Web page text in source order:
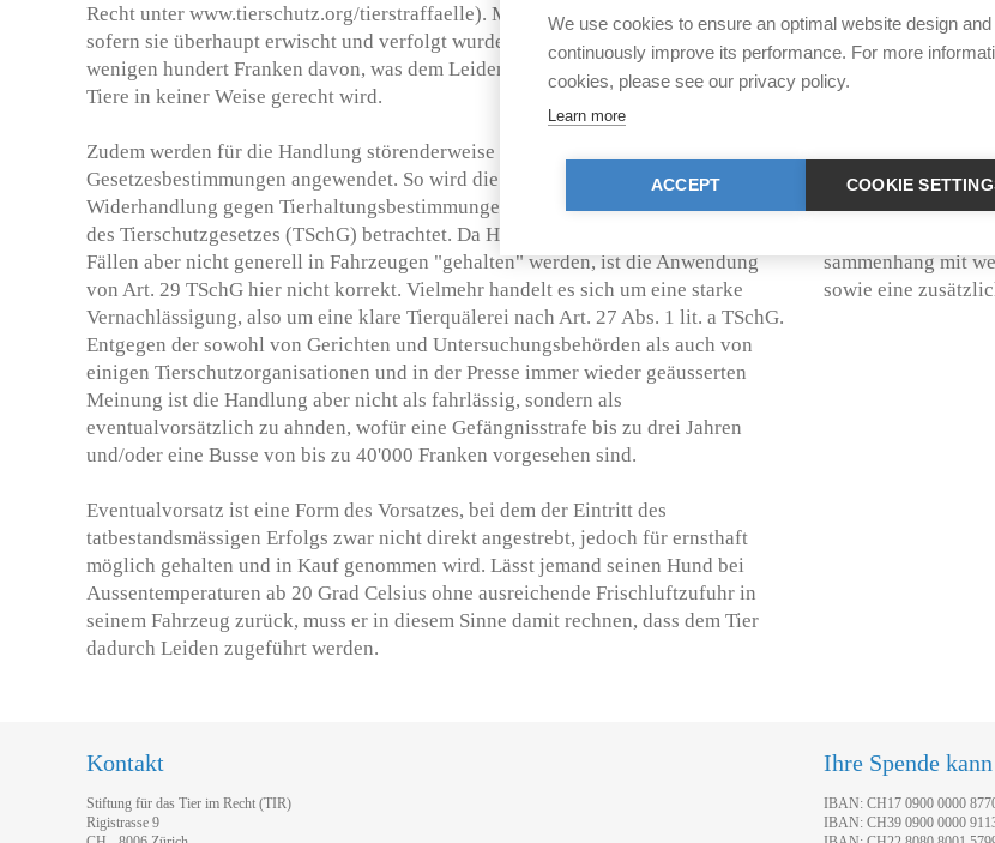
Recht unter www.tierschutz.org/tierstraffaelle). Meist kamen die Täter bislang –
sofern sie überhaupt erwischt und verfolgt wurden - mit symbolischen Bussen von
wenigen hundert Franken davon, was dem Leiden und qualvollen Todeskampf der
Tiere in keiner Weise gerecht wird.
Zudem werden für die Handlung störenderweise ungleiche
Gesetzesbestimmungen angewendet. So wird die Tat immer wieder lediglich als
Widerhandlung gegen Tierhaltungsbestimmungen i.S.v. Art. 29 Ziff. 1 Abs. 1 lit. a
des Tierschutzgesetzes (TSchG) betrachtet. Da Hunde in den entsprechenden
Fällen aber nicht generell in Fahrzeugen "gehalten" werden, ist die Anwendung
von Art. 29 TSchG hier nicht korrekt. Vielmehr handelt es sich um eine starke
Vernachlässigung, also um eine klare Tierquälerei nach Art. 27 Abs. 1 lit. a TSchG.
Entgegen der sowohl von Gerichten und Untersu­chungsbehörden als auch von
einigen Tierschutzorganisationen und in der Presse immer wieder geäusserten
Meinung ist die Handlung aber nicht als fahrlässig, sondern als
eventualvorsätzlich zu ahnden, wofür eine Gefängnisstrafe bis zu drei Jahren
und/oder eine Busse von bis zu 40'000 Franken vorgesehen sind.
Eventualvorsatz ist eine Form des Vorsatzes, bei dem der Eintritt des
tatbestandsmässigen Erfolgs zwar nicht direkt angestrebt, jedoch für ernsthaft
möglich gehalten und in Kauf genommen wird. Lässt jemand seinen Hund bei
Aus­sentemperaturen ab 20 Grad Celsius ohne ausreichende Frischluftzufuhr in
seinem Fahrzeug zurück, muss er in diesem Sinne damit rechnen, dass dem Tier
da­durch Leiden zugeführt werden.
Die Stiftung für
Gerichte dazu
Vernachlässigung,
Jahren Gefängnis
weniger als 1000
angehö­ren.
Bezirksamts Muri
Datenbank), bei
sammenhang mit
sowie eine
Kontakt
Stiftung für das Tier im Recht (TIR)
Rigistrasse 9
Ihre Spende
IBAN: CH17 0900 0000
IBAN: CH39 0900 0000
We use cookies to ensure an optimal website design and
continuously improve its performance. For more
cookies, please see our privacy policy.
Learn more
ACCEPT COOKIE